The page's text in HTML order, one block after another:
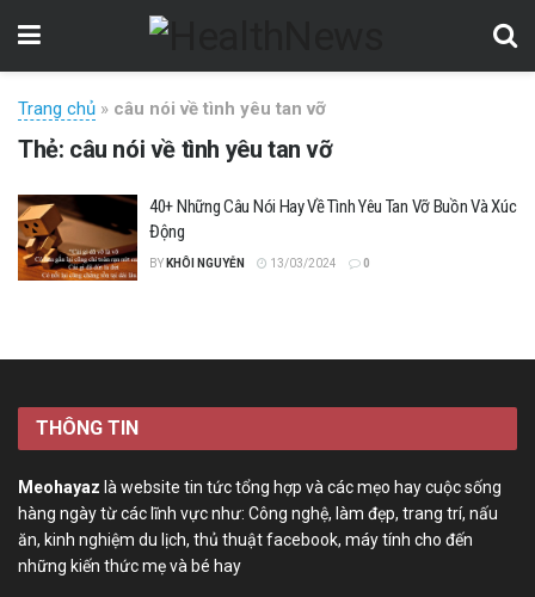
Trang chủ » câu nói về tình yêu tan vỡ
Thẻ: câu nói về tình yêu tan vỡ
40+ Những Câu Nói Hay Về Tình Yêu Tan Vỡ Buồn Và Xúc
Động
BY KHÔI NGUYỄN 13/03/2024 0
THÔNG TIN
Meohayaz là website tin tức tổng hợp và các mẹo hay cuộc sống
hàng ngày từ các lĩnh vực như: Công nghệ, làm đẹp, trang trí, nấu
ăn, kinh nghiệm du lịch, thủ thuật facebook, máy tính cho đến
những kiến thức mẹ và bé hay